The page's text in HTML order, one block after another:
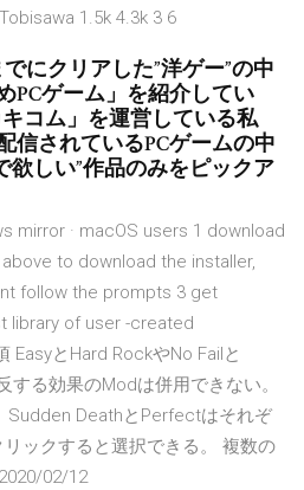
1.5k 4.3k 3 6
にクリアした”洋ゲー”の中
PCゲーム」を紹介してい
コム」を運営している私
信されているPCゲームの中
欲しい”作品のみをピックア
mirror · macOS users 1 download
to download the installer,
follow the prompts 3 get
library of user -created
EasyとHard RockやNo Failと
する効果のModは併用できない。
Sudden DeathとPerfectはそれぞ
ックすると選択できる。 複数の
02/12